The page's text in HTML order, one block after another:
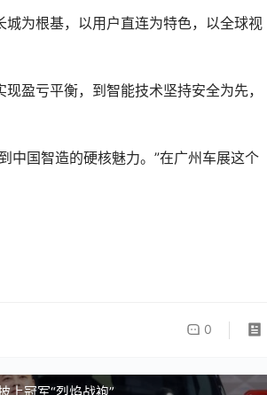
为根基，以用户直连为特色，以全球视
盈亏平衡，到智能技术坚持安全为先，
中国智造的硬核魅力。”在广州车展这个
0